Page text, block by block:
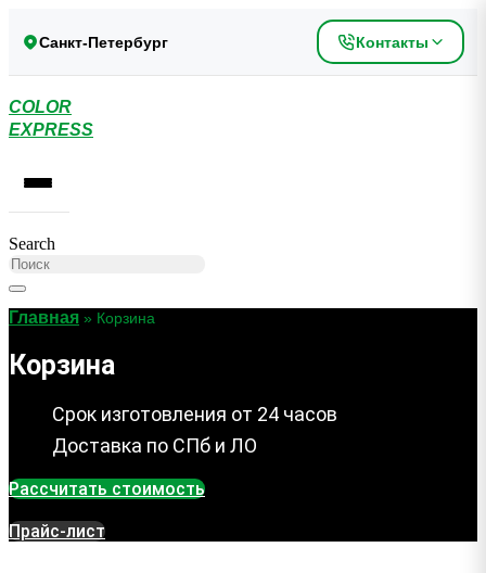
содержимому
Санкт-Петербург Контакты
COLOR
EXPRESS
Search
Главная » Корзина
Корзина
Срок изготовления от 24 часов
Доставка по СПб и ЛО
Рассчитать стоимость
Прайс-лист